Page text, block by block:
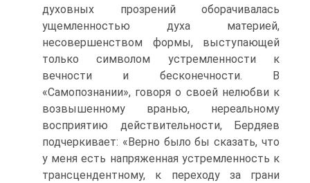
духовных прозрений оборачивалась
ущемленностью духа материей,
несовершенством формы, выступающей
только символом устремленности к
вечности и бесконечности. В
«Самопознании», говоря о своей нелюбви к
возвышенному вранью, нереальному
восприятию действительности, Бердяев
подчеркивает: «Верно было бы сказать, что
у меня есть напряженная устремленность к
трансцендентному, к переходу за грани